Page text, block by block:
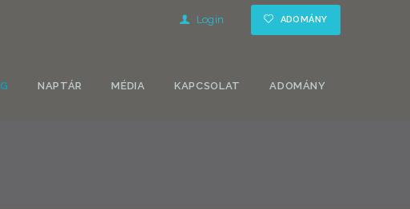
Login ADOMÁNY
NAPTÁR MÉDIA KAPCSOLAT ADOMÁNY